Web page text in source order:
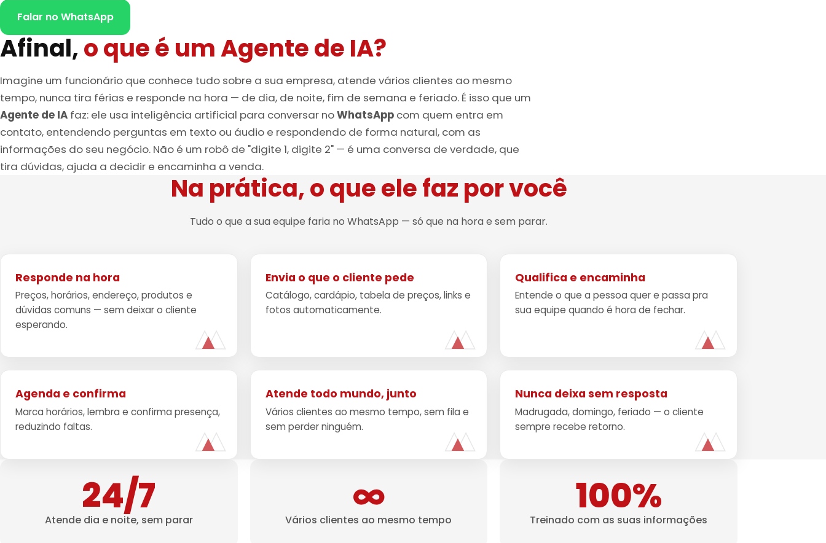
Falar no WhatsApp
Afinal,o que é um Agente de IA?
Imagine um funcionário que conhece tudo sobre a sua empresa, atende vários clientes ao mesmo
tempo, nunca tira férias e responde na hora — de dia, de noite, fim de semana e feriado. É isso que um
Agente de IA faz: ele usa inteligência artificial para conversar noWhatsApp com quem entra em
contato, entendendo perguntas em texto ou áudio e respondendo de forma natural, com as
informações do seu negócio. Não é um robô de "digite 1, digite 2" — é uma conversa de verdade, que
tira dúvidas, ajuda a decidir e encaminha a venda.
Na prática, o que ele faz por você
Tudo o que a sua equipe faria no WhatsApp — só que na hora e sem parar.
Responde na hora
Preços, horários, endereço, produtos e
dúvidas comuns — sem deixar o cliente
esperando.
Envia o que o cliente pede
Catálogo, cardápio, tabela de preços, links e
fotos automaticamente.
Qualifica e encaminha
Entende o que a pessoa quer e passa pra
sua equipe quando é hora de fechar.
Agenda e confirma
Marca horários, lembra e confirma presença,
reduzindo faltas.
Atende todo mundo, junto
Vários clientes ao mesmo tempo, sem fila e
sem perder ninguém.
Nunca deixa sem resposta
Madrugada, domingo, feriado — o cliente
sempre recebe retorno.
24/7
Atende dia e noite, sem parar
∞
Vários clientes ao mesmo tempo
100%
Treinado com as suas informações